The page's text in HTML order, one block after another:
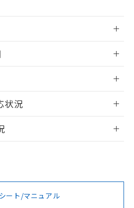
す。
イン/会員登録
用いただく前に、以下を必ずお読
状況
凡例
ート/マニュアル